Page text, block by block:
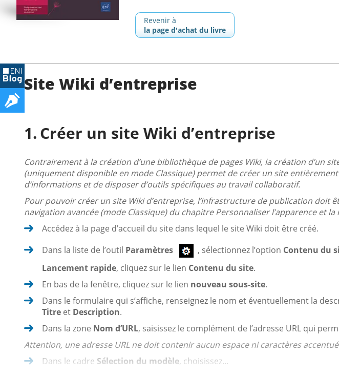
Revenir à
la page d'achat du livre
Site Wiki d’entreprise
Créer un site Wiki d’entreprise
Contrairement à la création d’une bibliothèque de pages Wiki, la création d’un
(uniquement disponible en mode Classique) permet de créer un site
d’informations et de disposer d’outils spécifiques au travail collaboratif.
Pour pouvoir créer un site Wiki d’entreprise, l’infrastructure de publication doit
navigation avancée (mode Classique) du chapitre Personnaliser l’apparence et la
Accédez à la page d’accueil du site dans lequel le site Wiki doit être créé.
Dans la liste de l’outil Paramètres , sélectionnez l’option Contenu du
Lancement rapide, cliquez sur le lien Contenu du site.
En bas de la fenêtre, cliquez sur le lien nouveau sous-site.
Dans le formulaire qui s’affiche, renseignez le nom et éventuellement la
Titre et Description.
Dans la zone Nom d’URL, saisissez le complément de l’adresse URL qui
Attention, une adresse URL ne doit contenir aucun espace ni caractères
Dans le cadre Sélection du modèle, choisissez...